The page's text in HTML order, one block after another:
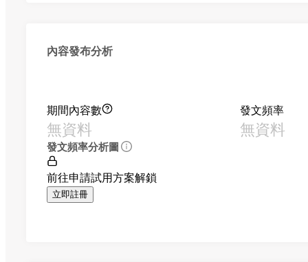
內容發布分析
期間內容數
無資料
發文頻率
無資料
發文頻率分析圖
前往申請試用方案解鎖
立即註冊